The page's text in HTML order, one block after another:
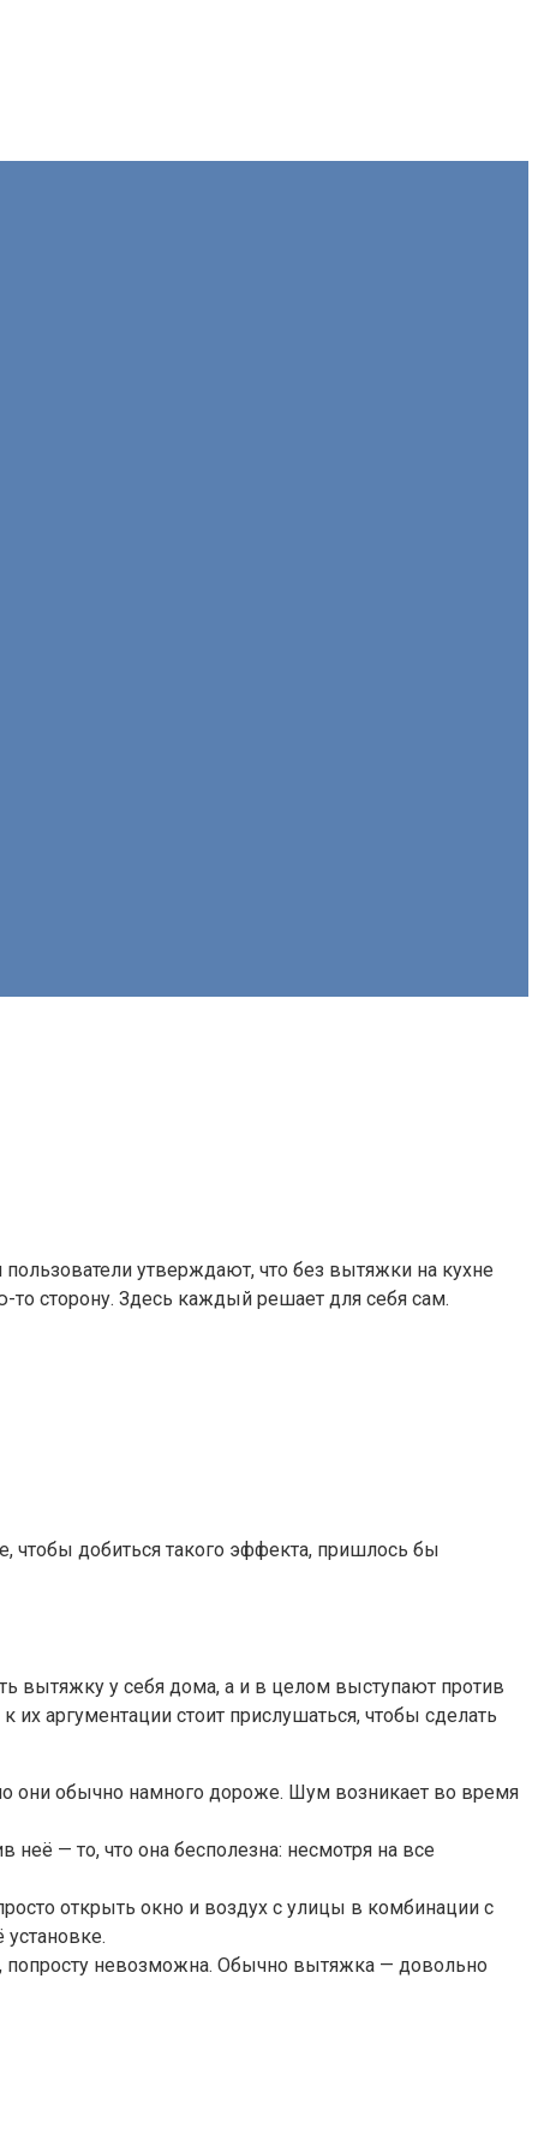
утверждают, что без вытяжки на кухне
то сторону. Здесь каждый решает для себя сам.
чтобы добиться такого эффекта, пришлось бы
вытяжку у себя дома, а и в целом выступают против
их аргументации стоит прислушаться, чтобы сделать
они обычно намного дороже. Шум возникает во время
— то, что она бесполезна: несмотря на все
открыть окно и воздух с улицы в комбинации с
попросту невозможна. Обычно вытяжка — довольно